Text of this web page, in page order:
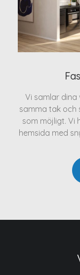
Vi samlar
samma tak och
som möjligt. Vi
hemsida med